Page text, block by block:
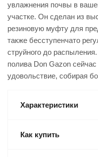
увлажнения почвы в
участке. Он сделан из
резиновую муфту для
также бесступенчато
струйного до
полива Don Gazon
удовольствие, собирая
Характеристики
Как купить